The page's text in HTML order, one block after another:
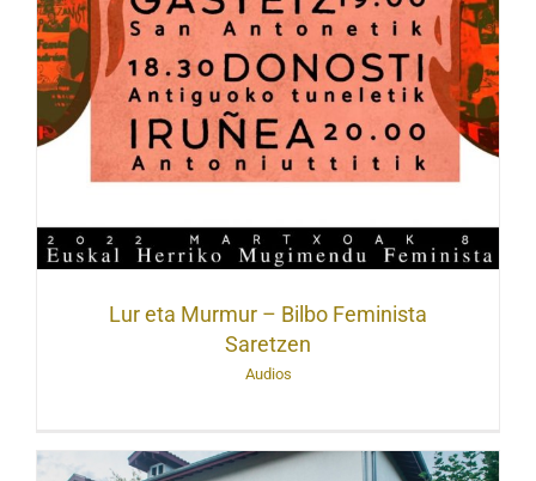
Lur eta Murmur – Bilbo Feminista
Saretzen
Audios